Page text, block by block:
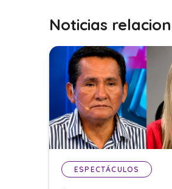
Noticias
ESPECTÁCULOS